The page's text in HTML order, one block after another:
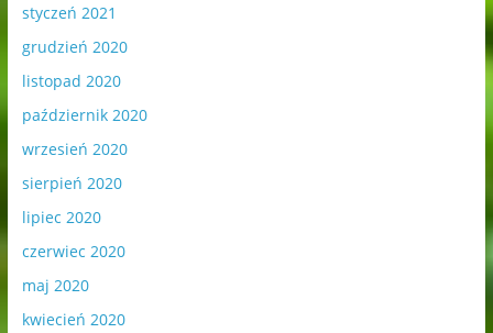
styczeń 2021
grudzień 2020
listopad 2020
październik 2020
wrzesień 2020
sierpień 2020
lipiec 2020
czerwiec 2020
maj 2020
kwiecień 2020